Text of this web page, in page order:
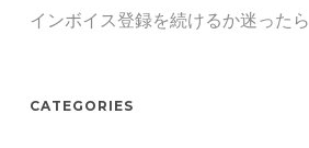
インボイス登録を続けるか迷ったら
CATEGORIES